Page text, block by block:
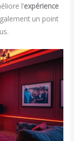
l’expérience
un point